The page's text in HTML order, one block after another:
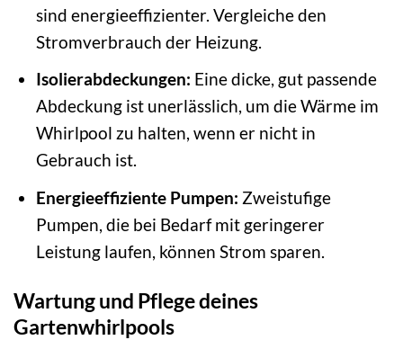
sind energieeffizienter. Vergleiche den
Stromverbrauch der Heizung.
Isolierabdeckungen: Eine dicke, gut passende
Abdeckung ist unerlässlich, um die Wärme im
Whirlpool zu halten, wenn er nicht in
Gebrauch ist.
Energieeffiziente Pumpen: Zweistufige
Pumpen, die bei Bedarf mit geringerer
Leistung laufen, können Strom sparen.
Wartung und Pflege deines
Gartenwhirlpools